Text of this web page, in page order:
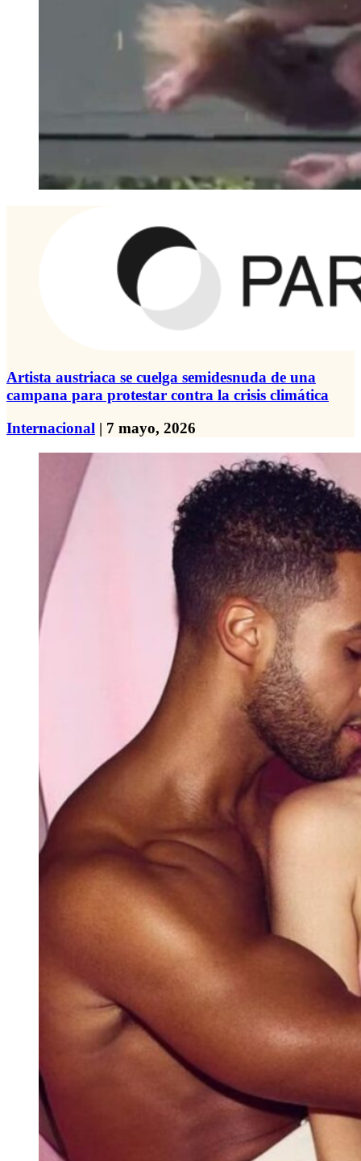
Artista austriaca se cuelga semidesnuda de una
campana para protestar contra la crisis climática
Internacional | 7 mayo, 2026